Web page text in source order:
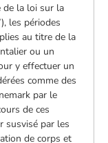
de la loi sur la
les périodes
au titre de la
ou un
y effectuer un
comme des
par le
de ces
susvisé par les
de corps et